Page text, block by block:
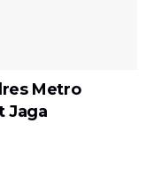
Metro
Jaga